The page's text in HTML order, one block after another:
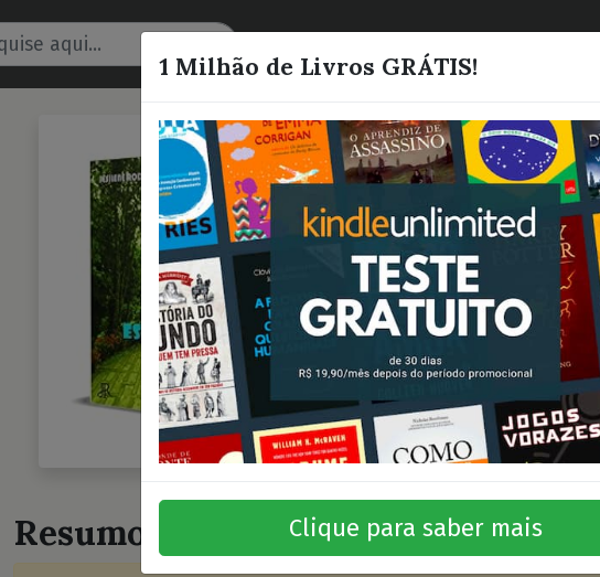
RODRIGUES, JESILENE
Quero este livro!
Resumo do livro 🤔
1 Milhão de Livros GRÁTIS!
Clique para saber mais